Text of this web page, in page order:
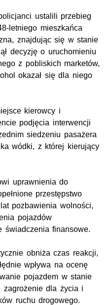
ustalili przebieg
letniego mieszkańca
znajdując się w stanie
decyzję o uruchomieniu
z pobliskich marketów,
okazał się dla niego
kierowcy i
podjęcia interwencji
siedzeniu pasażera
wódki, z której kierujący
uprawnienia do
przestępstwo
pozbawienia wolności,
pojazdów
świadczenia finansowe.
obniża czas reakcji,
wpływa na ocenę
pojazdem w stanie
zagrożenie dla życia i
ruchu drogowego.